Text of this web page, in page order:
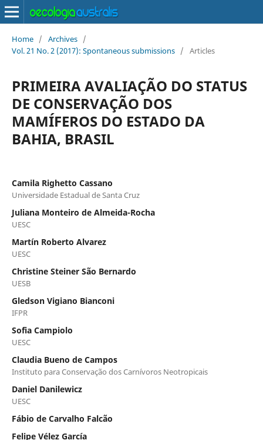
Home / Archives /
Vol. 21 No. 2 (2017): Spontaneous submissions / Articles
PRIMEIRA AVALIAÇÃO DO STATUS
DE CONSERVAÇÃO DOS
MAMÍFEROS DO ESTADO DA
BAHIA, BRASIL
Camila Righetto Cassano
Universidade Estadual de Santa Cruz
Juliana Monteiro de Almeida-Rocha
UESC
Martín Roberto Alvarez
UESC
Christine Steiner São Bernardo
UESB
Gledson Vigiano Bianconi
IFPR
Sofia Campiolo
UESC
Claudia Bueno de Campos
Instituto para Conservação dos Carnívoros Neotropicais
Daniel Danilewicz
UESC
Fábio de Carvalho Falcão
Felipe Vélez García